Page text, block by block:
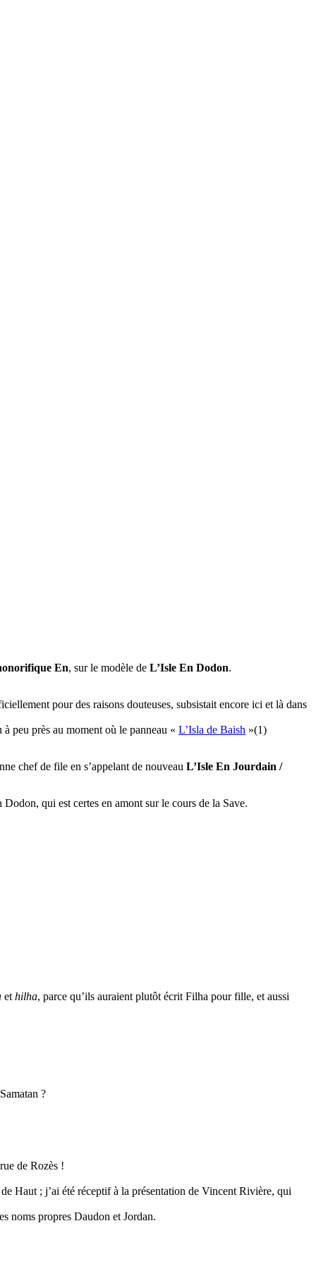
En, sur le modèle de L’Isle En Dodon.
pour des raisons douteuses, subsistait encore ici et là dans
peu près au moment où le panneau « L’Isla de Baish »(1)
chef de file en s’appelant de nouveau L’Isle En Jourdain /
qui est certes en amont sur le cours de la Save.
et hilha, parce qu’ils auraient plutôt écrit Filha pour fille, et aussi
?
de Rozès !
Haut ; j’ai été réceptif à la présentation de Vincent Rivière, qui
noms propres Daudon et Jordan.